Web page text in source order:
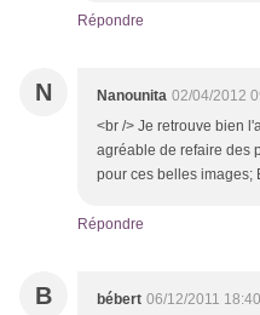
Répondre
N Nanounita 02/04/2012
<br /> Je retrouve bien
agréable de refaire des
pour ces belles images;
Répondre
B bébert 06/12/2011 18:40